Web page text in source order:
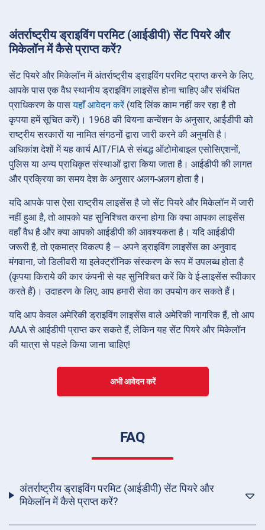
अंतर्राष्ट्रीय ड्राइविंग परमिट (आईडीपी) सेंट पियरे और
मिकेलॉन में कैसे प्राप्त करें?
सेंट पियरे और मिकेलॉन में अंतर्राष्ट्रीय ड्राइविंग परमिट प्राप्त करने के लिए,
आपके पास एक वैध स्थानीय ड्राइविंग लाइसेंस होना चाहिए और संबंधित
प्राधिकरण के पासयहाँ आवेदन करें(यदि लिंक काम नहीं कर रहा है तो
कृपया हमें सूचित करें)। 1968 की वियना कन्वेंशन के अनुसार, आईडीपी को
राष्ट्रीय सरकारों या नामित संगठनों द्वारा जारी करने की अनुमति है।
अधिकांश देशों में यह कार्य AIT/FIA से संबद्ध ऑटोमोबाइल एसोसिएशनों,
पुलिस या अन्य प्राधिकृत संस्थाओं द्वारा किया जाता है। आईडीपी की लागत
और प्रक्रिया का समय देश के अनुसार अलग-अलग होता है।
यदि आपके पास ऐसा राष्ट्रीय लाइसेंस है जो सेंट पियरे और मिकेलॉन में जारी
नहीं हुआ है, तो आपको यह सुनिश्चित करना होगा कि क्या आपका लाइसेंस
वहाँ वैध है और क्या आपको आईडीपी की आवश्यकता है। यदि आईडीपी
जरूरी है, तो एकमात्र विकल्प है — अपने ड्राइविंग लाइसेंस का अनुवाद
मंगवाना, जो डिलीवरी या इलेक्ट्रॉनिक संस्करण के रूप में उपलब्ध होता है
(कृपया किराये की कार कंपनी से यह सुनिश्चित करें कि वे ई-लाइसेंस स्वीकार
करते हैं)। उदाहरण के लिए, आप हमारी सेवा का उपयोग कर सकते हैं।
यदि आप केवल अमेरिकी ड्राइविंग लाइसेंस वाले अमेरिकी नागरिक हैं, तो आप
AAA से आईडीपी प्राप्त कर सकते हैं, लेकिन यह सेंट पियरे और मिकेलॉन
की यात्रा से पहले किया जाना चाहिए!
अभी आवेदन करें
FAQ
अंतर्राष्ट्रीय ड्राइविंग परमिट (आईडीपी) सेंट पियरे और
मिकेलॉन में कैसे प्राप्त करें?